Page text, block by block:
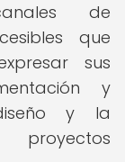
de
que
sus
y
y la